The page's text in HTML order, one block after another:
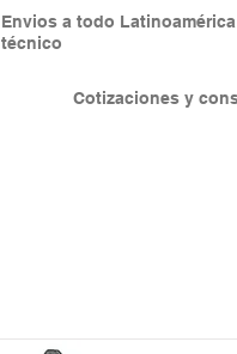
Cotizaciones y
Envios a todo
técnico